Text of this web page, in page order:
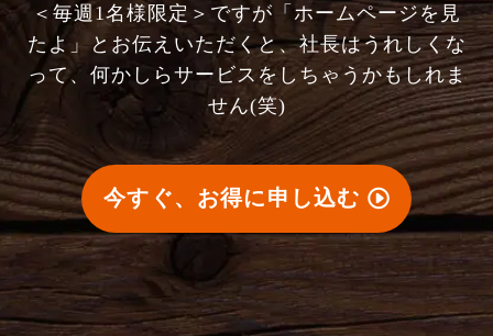
＜毎週1名様限定＞ですが「ホームページを見
たよ」とお伝えいただくと、社長はうれしくな
って、何かしらサービスをしちゃうかもしれま
せん(笑)
今すぐ、お得に申し込む